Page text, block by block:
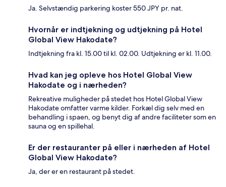
Ja. Selvstændig parkering koster 550 JPY pr. nat.
Hvornår er indtjekning og udtjekning på Hotel
Global View Hakodate?
Indtjekning fra kl. 15.00 til kl. 02.00. Udtjekning er kl. 11.00.
Hvad kan jeg opleve hos Hotel Global View
Hakodate og i nærheden?
Rekreative muligheder på stedet hos Hotel Global View
Hakodate omfatter varme kilder. Forkæl dig selv med en
behandling i spaen, og benyt dig af andre faciliteter som en
sauna og en spillehal.
Er der restauranter på eller i nærheden af Hotel
Global View Hakodate?
Ja, der er en restaurant på stedet.